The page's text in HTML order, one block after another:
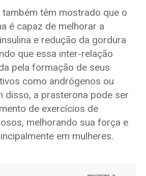
têm mostrado que o
é capaz de melhorar a
e redução da gordura
que essa inter-relação
pela formação de seus
como andrógenos ou
disso, a prasterona pode ser
de exercícios de
melhorando sua força e
em mulheres.